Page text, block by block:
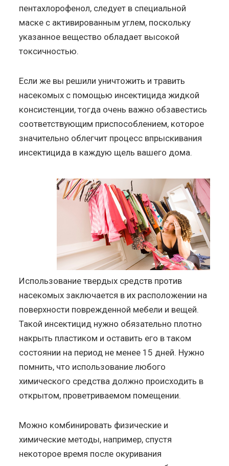
пентахлорофенол, следует в специальной
маске с активированным углем, поскольку
указанное вещество обладает высокой
токсичностью.
Если же вы решили уничтожить и травить
насекомых с помощью инсектицида жидкой
консистенции, тогда очень важно обзавестись
соответствующим приспособлением, которое
значительно облегчит процесс впрыскивания
инсектицида в каждую щель вашего дома.
Использование твердых средств против
насекомых заключается в их расположении на
поверхности поврежденной мебели и вещей.
Такой инсектицид нужно обязательно плотно
накрыть пластиком и оставить его в таком
состоянии на период не менее 15 дней. Нужно
помнить, что использование любого
химического средства должно происходить в
открытом, проветриваемом помещении.
Можно комбинировать физические и
химические методы, например, спустя
некоторое время после окуривания